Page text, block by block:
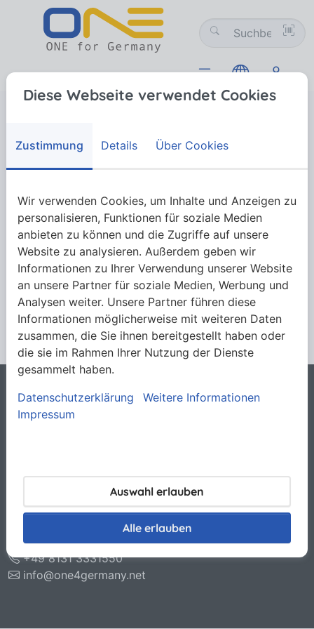
Zubehör
Mehr anzeigen
Rechtliches
Allgemeine Verkaufsbedingungen
Impressum
O.N.E. GmbH & Co. KG
85221 Dachau
+49 8131 3331550
info@one4germany.net
Diese Webseite verwendet Cookies
Zustimmung Details Über Cookies
Wir verwenden Cookies, um Inhalte und Anzeigen zu
personalisieren, Funktionen für soziale Medien
anbieten zu können und die Zugriffe auf unsere
Website zu analysieren. Außerdem geben wir
Informationen zu Ihrer Verwendung unserer Website
an unsere Partner für soziale Medien, Werbung und
Analysen weiter. Unsere Partner führen diese
Informationen möglicherweise mit weiteren Daten
zusammen, die Sie ihnen bereitgestellt haben oder
die sie im Rahmen Ihrer Nutzung der Dienste
gesammelt haben.
Datenschutzerklärung
Weitere Informationen
Impressum
Auswahl erlauben
Alle erlauben